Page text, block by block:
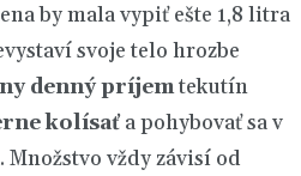
by mala vypiť ešte 1,8 litra
svoje telo hrozbe
denný príjemtekutín
kolísaťa pohybovať sa v
Množstvo vždy závisí od